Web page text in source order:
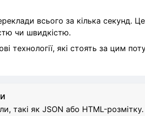
всього за кілька секунд. Це
чи швидкістю.
технології, які стоять за цим
такі як JSON або HTML-